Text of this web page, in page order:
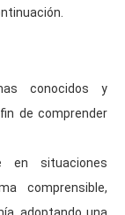
conocidos y
de comprender
en situaciones
comprensible,